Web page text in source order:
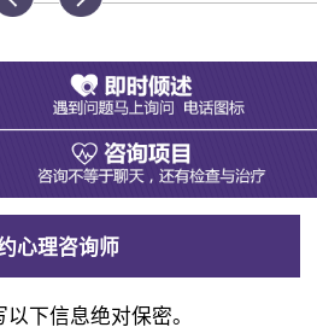
心理咨询师
下信息绝对保密。